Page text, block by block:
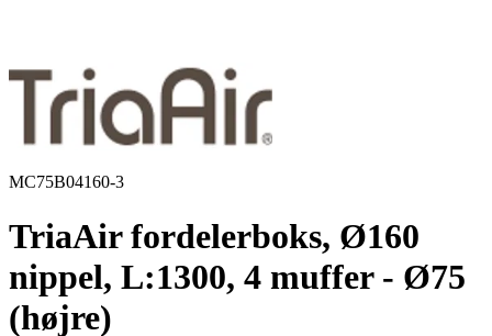
MC75B04160-3
TriaAir fordelerboks, Ø160
nippel, L:1300, 4 muffer - Ø75
(højre)